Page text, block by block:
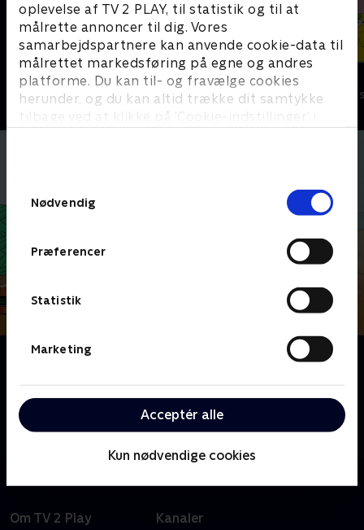
oplevelse af TV 2 PLAY, til statistik og til at
målrette annoncer til dig. Vores
samarbejdspartnere kan anvende cookie-data til
målrettet markedsføring på egne og andres
platforme. Du kan til- og fravælge cookies
herunder, og du kan altid trække dit samtykke
tilbage ved at klikke på ’Cookie-indstillinger’ i
Nødvendig
Præferencer
Statistik
Marketing
Acceptér alle
Kun nødvendige cookies
Gurli Gris
Børneserier • 4 sæsoner
Barbapapa
Børneserier • 1
Om Hamsterne fra Hamsterdal
beskyttere af deres 8-årige ejer, Harry, som de tror er
deres konge, og som de begiver sig ud på "kongelige
missioner" for.
Om TV 2 Play Kanaler